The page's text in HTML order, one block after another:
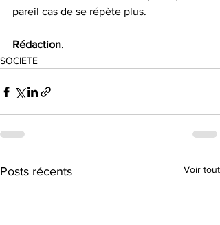
pareil cas de se répète plus.
Rédaction.
SOCIETE
Posts récents Voir tout